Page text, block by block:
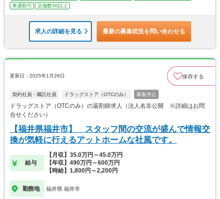
車通勤可
店舗数30以上
求人の詳細を見る 最新の募集状況を問い合わせる
更新日：2025年1月28日 保存する
契約社員・嘱託社員 ドラッグストア（OTCのみ） 募集停止
ドラッグストア（OTCのみ）の薬剤師求人（法人名非公開 ※詳細はお問
合せください）
【福井県福井市】 スタッフ間の交流が盛んで情報交
換が気軽に行えるアットホームな社風です。
給与
【月収】35.0万円～45.0万円
【年収】490万円～600万円
【時給】1,800円～2,200円
勤務地 福井県 福井市